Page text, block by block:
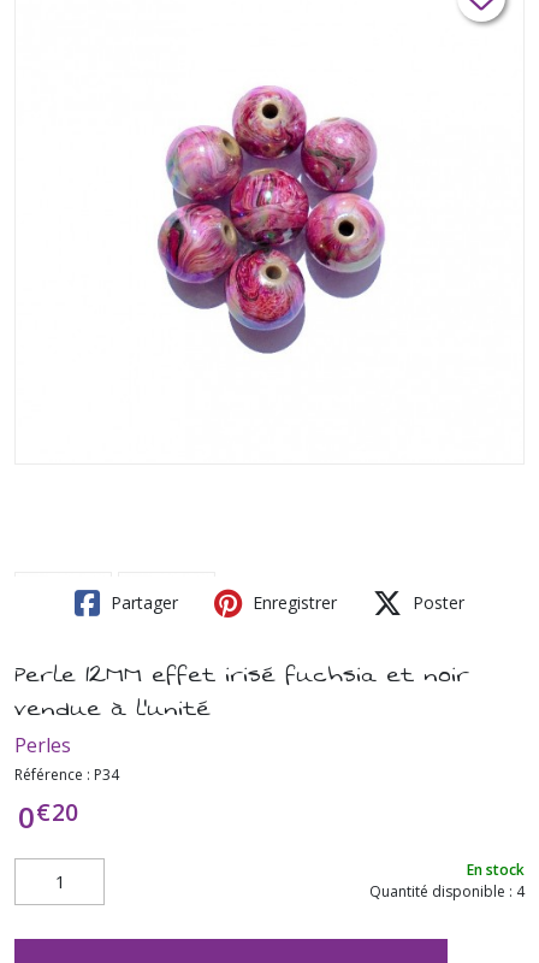
Partager Enregistrer Poster
Perle 12MM effet irisé fuchsia et noir
vendue à l'unité
Perles
Référence : P34
0€20
En stock
Quantité disponible : 4